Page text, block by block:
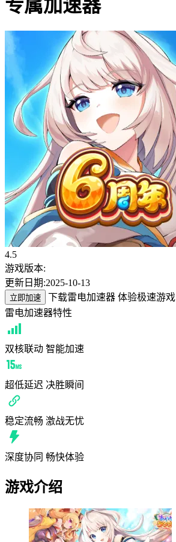
专属加速器
4.5
游戏版本:
更新日期:2025-10-13
立即加速
下载雷电加速器 体验极速游戏
雷电加速器特性
双核联动 智能加速
超低延迟 决胜瞬间
稳定流畅 激战无忧
深度协同 畅快体验
游戏介绍